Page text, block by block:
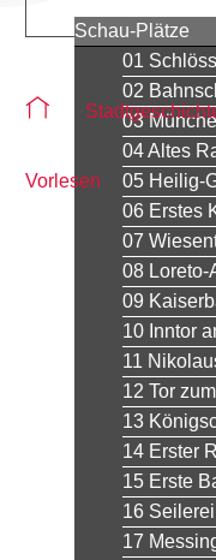
Schau-Plätze
01
02
03
04 Altes
05 Heilig-
06 Erstes
07
08 Loreto-
09
10 Inntor
11
12 Tor
13
14 Erster
15 Erste
16 Seilerei
17
Sie befinden sich auf
Vorlesen